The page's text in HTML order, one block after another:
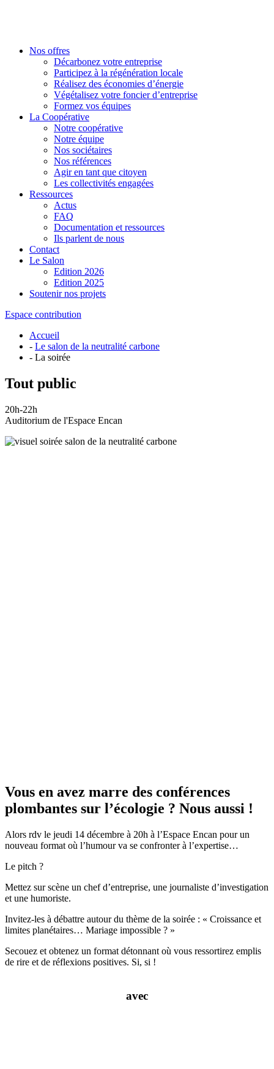
Nos offres
Décarbonez votre entreprise
Participez à la régénération locale
Réalisez des économies d’énergie
Végétalisez votre foncier d’entreprise
Formez vos équipes
La Coopérative
Notre coopérative
Notre équipe
Nos sociétaires
Nos références
Agir en tant que citoyen
Les collectivités engagées
Ressources
Actus
FAQ
Documentation et ressources
Ils parlent de nous
Contact
Le Salon
Edition 2026
Edition 2025
Soutenir nos projets
Espace contribution
Accueil
- Le salon de la neutralité carbone
- La soirée
Tout public
20h-22h
Auditorium de l'Espace Encan
Vous en avez marre des conférences
plombantes sur l’écologie ? Nous aussi !
Alors rdv le jeudi 14 décembre à 20h à l’Espace Encan pour un
nouveau format où l’humour va se confronter à l’expertise…
Le pitch ?
Mettez sur scène un chef d’entreprise, une journaliste d’investigation
et une humoriste.
Invitez-les à débattre autour du thème de la soirée : « Croissance et
limites planétaires… Mariage impossible ? »
Secouez et obtenez un format détonnant où vous ressortirez emplis
de rire et de réflexions positives. Si, si !
avec